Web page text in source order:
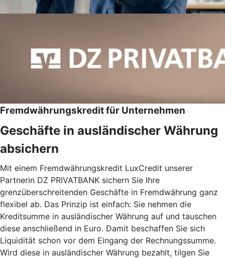
Fremdwährungskredit für Unternehmen
Geschäfte in ausländischer Währung
absichern
Mit einem Fremdwährungskredit LuxCredit unserer
Partnerin DZ PRIVATBANK sichern Sie Ihre
grenzüberschreitenden Geschäfte in Fremdwährung ganz
flexibel ab. Das Prinzip ist einfach: Sie nehmen die
Kreditsumme in ausländischer Währung auf und tauschen
diese anschließend in Euro. Damit beschaffen Sie sich
Liquidität schon vor dem Eingang der Rechnungssumme.
Wird diese in ausländischer Währung bezahlt, tilgen Sie